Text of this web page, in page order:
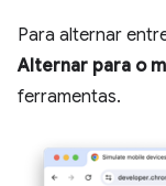
Para alternar
Alternar para o
ferramentas.